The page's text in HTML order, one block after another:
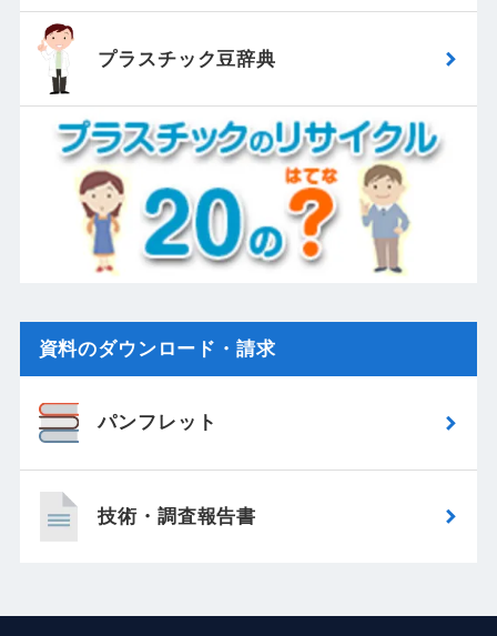
プラスチック豆辞典
資料のダウンロード・請求
パンフレット
技術・調査報告書